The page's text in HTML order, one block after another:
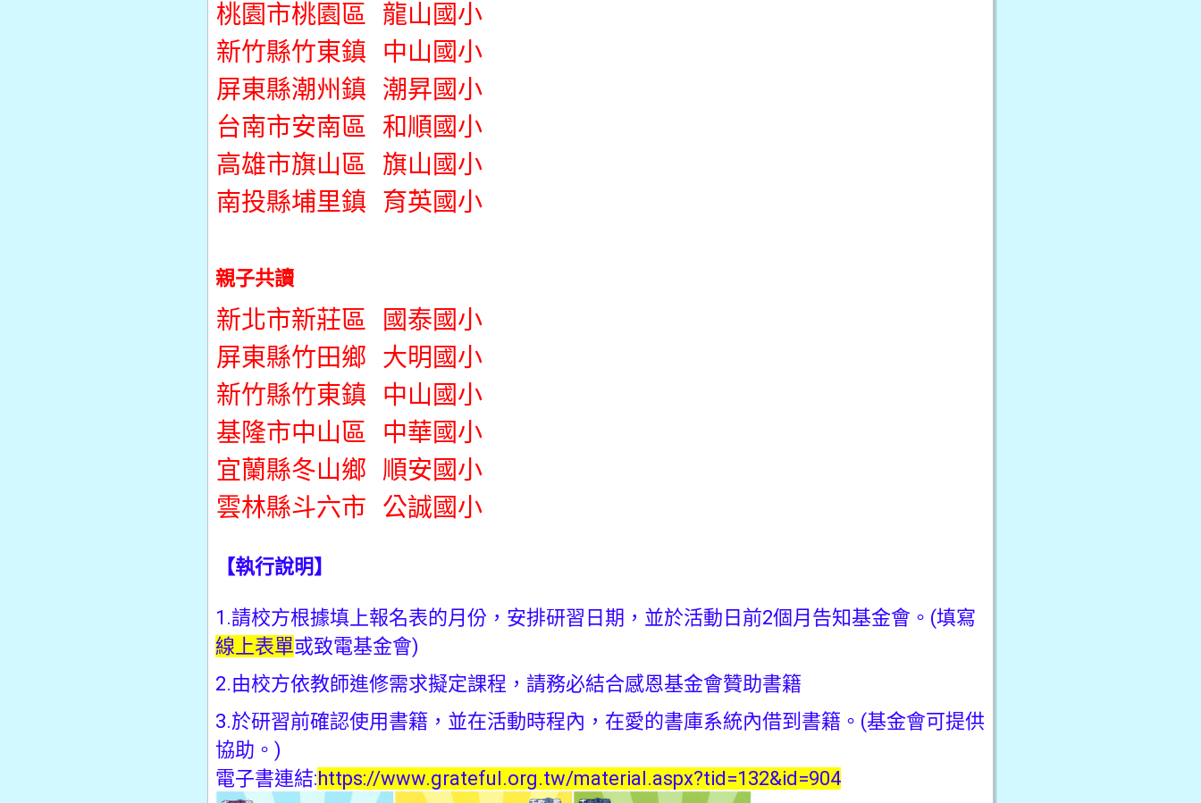
桃園市桃園區 龍山國小
新竹縣竹東鎮 中山國小
屏東縣潮州鎮 潮昇國小
台南市安南區 和順國小
高雄市旗山區 旗山國小
南投縣埔里鎮 育英國小
親子共讀
新北市新莊區
國泰國小
屏東縣竹田鄉
大明國小
新竹縣竹東鎮
中山國小
基隆市中山區
中華國小
宜蘭縣冬山鄉
順安國小
雲林縣斗六市
公誠國小
【執行說明】
1.請校方根據填上報名表的月份，安排研習日期，並於活動日前2個月告知基金會。(填寫
線上表單或致電基金會)
2.由校方依教師進修需求擬定課程，請務必結合感恩基金會贊助書籍
3.於研習前確認使用書籍，並在活動時程內，在愛的書庫系統內借到書籍。(基金會可提供
協助。)
電子書連結:https://www.grateful.org.tw/material.aspx?tid=132&id=904